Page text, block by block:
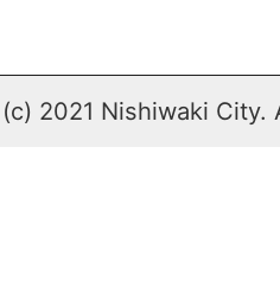
2021 Nishiwaki City.